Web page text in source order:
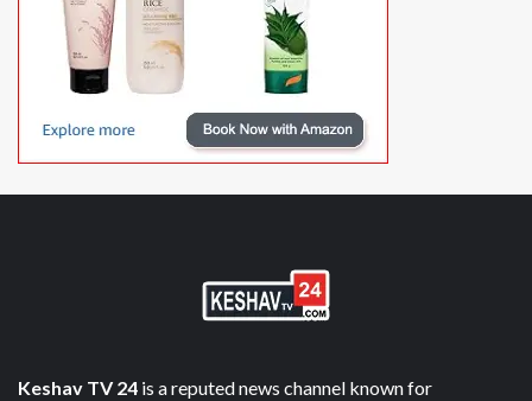
Keshav TV 24 is a reputed news channel known for